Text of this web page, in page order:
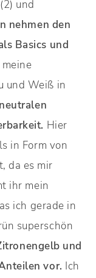
und
nehmen den
Basics und
und Weiß in
Hier
in Form von
da es mir
ihr mein
ich gerade in
superschön
und
vor. Ich